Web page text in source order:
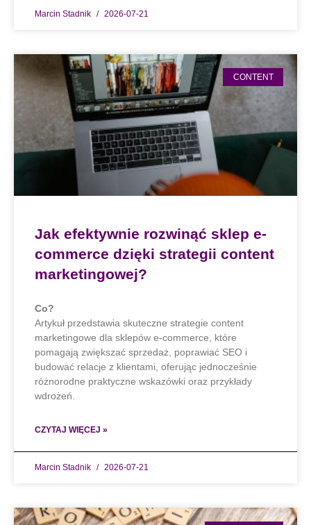
Marcin Stadnik 2026-07-21
CONTENT
Jak efektywnie rozwinąć sklep e-
commerce dzięki strategii content
marketingowej?
Co?
Artykuł przedstawia skuteczne strategie content
marketingowe dla sklepów e-commerce, które
pomagają zwiększać sprzedaż, poprawiać SEO i
budować relacje z klientami, oferując jednocześnie
różnorodne praktyczne wskazówki oraz przykłady
wdrożeń.
CZYTAJ WIĘCEJ »
Marcin Stadnik 2026-07-21